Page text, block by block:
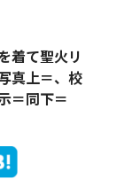
着て聖火リ
真上＝、校
＝同下＝